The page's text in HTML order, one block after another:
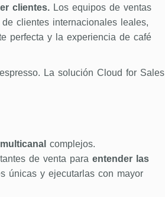
clientes.Los equipos de ventas
clientes internacionales leales,
perfecta y la experiencia de café
La solución Cloud for Sales
multicanal complejos.
de venta para entender las
únicas y ejecutarlas con mayor